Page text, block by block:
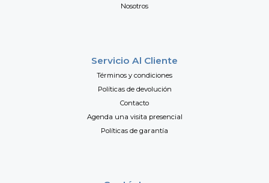
Nosotros
Servicio Al Cliente
Términos y condiciones
Políticas de devolución
Contacto
Agenda una visita presencial
Políticas de garantía